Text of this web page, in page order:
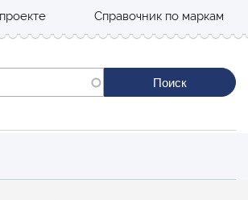
Справочник по маркам